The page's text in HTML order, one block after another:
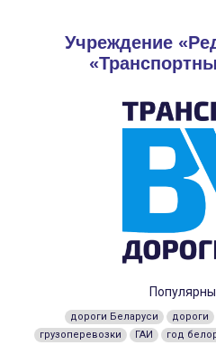
Учреждение
дороги Беларуси дороги
грузоперевозки
ГАИ год